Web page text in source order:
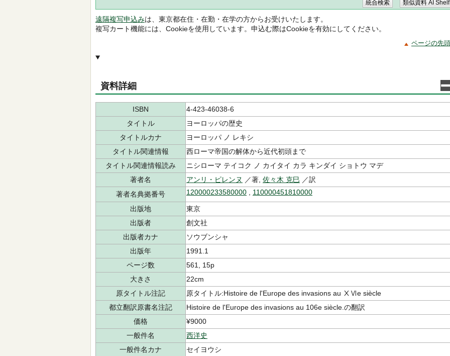
遠隔複写申込みは、東京都在住・在勤・在学の方からお受けいたします。
複写カート機能には、Cookieを使用しています。申込む際はCookieを有効にしてください。
ページの先
資料詳細
ISBN
4-423-46038-6
タイトル
ヨーロッパの歴史
タイトルカナ
ヨーロッパ ノ レキシ
タイトル関連情報
西ローマ帝国の解体から近代初頭まで
タイトル関連情報読み
ニシローマ テイコク ノ カイタイ カラ キンダイ ショトウ マデ
著者名
アンリ・ピレンヌ ／著, 佐々木 克巳 ／訳
著者名典拠番号
120000233580000 110000451810000
出版地
東京
出版者
創文社
出版者カナ
ソウブンシャ
出版年
1991.1
ページ数
561, 15p
大きさ
22cm
原タイトル注記
原タイトル:Histoire de l'Europe des invasions au ⅩⅥe siècle
都立翻訳原書名注記
Histoire de l'Europe des invasions au 106e siècle.の翻訳
価格
¥9000
一般件名
西洋史
一般件名カナ
セイヨウシ